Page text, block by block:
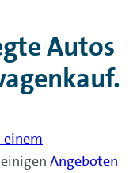
Autos
einem
Angeboten